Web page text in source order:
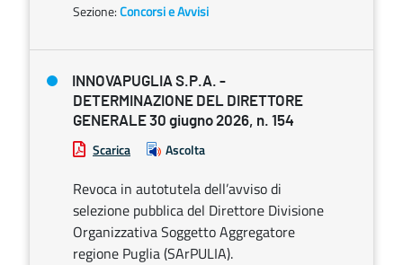
Sezione:Concorsi e Avvisi
INNOVAPUGLIA S.P.A. -
DETERMINAZIONE DEL DIRETTORE
GENERALE 30 giugno 2026, n. 154
Scarica Ascolta
Revoca in autotutela dell’avviso di
selezione pubblica del Direttore Divisione
Organizzativa Soggetto Aggregatore
regione Puglia (SArPULIA).